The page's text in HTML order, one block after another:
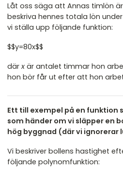
Låt oss säga att Annas timlön
beskriva hennes totala lön
vi ställa upp följande funktion:
$$y=80x$$
därx är antalet timmar hon
hon bör får ut efter att hon
Ett till exempel på en funktion
som händer om vi släpper en
hög byggnad (där vi
Vi beskriver bollens hastighet
följande polynomfunktion: